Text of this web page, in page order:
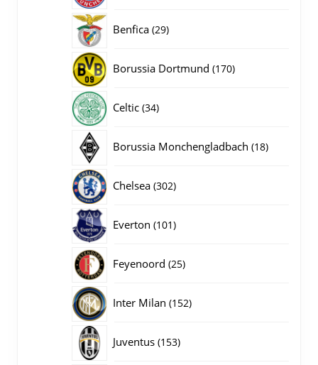
Benfica 2929
Borussia Dortmund 170170
Celtic 3434
Borussia Monchengladbach 1818
Chelsea 302302
Everton 101101
Feyenoord 2525
Inter Milan 152152
Juventus 153153